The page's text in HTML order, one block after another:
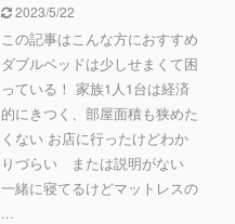
2023/5/22
この記事はこんな方におすすめ
ダブルベッドは少しせまくて困
っている！ 家族1人1台は経済
的にきつく、部屋面積も狭めた
くない お店に行ったけどわか
りづらい または説明がない
一緒に寝てるけどマットレスの
...